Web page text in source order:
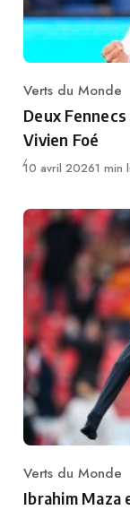
Category
Verts du Monde
Deux
Vivien Foé
Publié
10 avril 20261 min
Category
Verts du Monde
Ibrahim Maza